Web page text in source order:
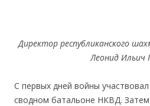
Директор республиканского
Леонид Ильич
С первых дней войны
сводном батальоне НКВД. Затем